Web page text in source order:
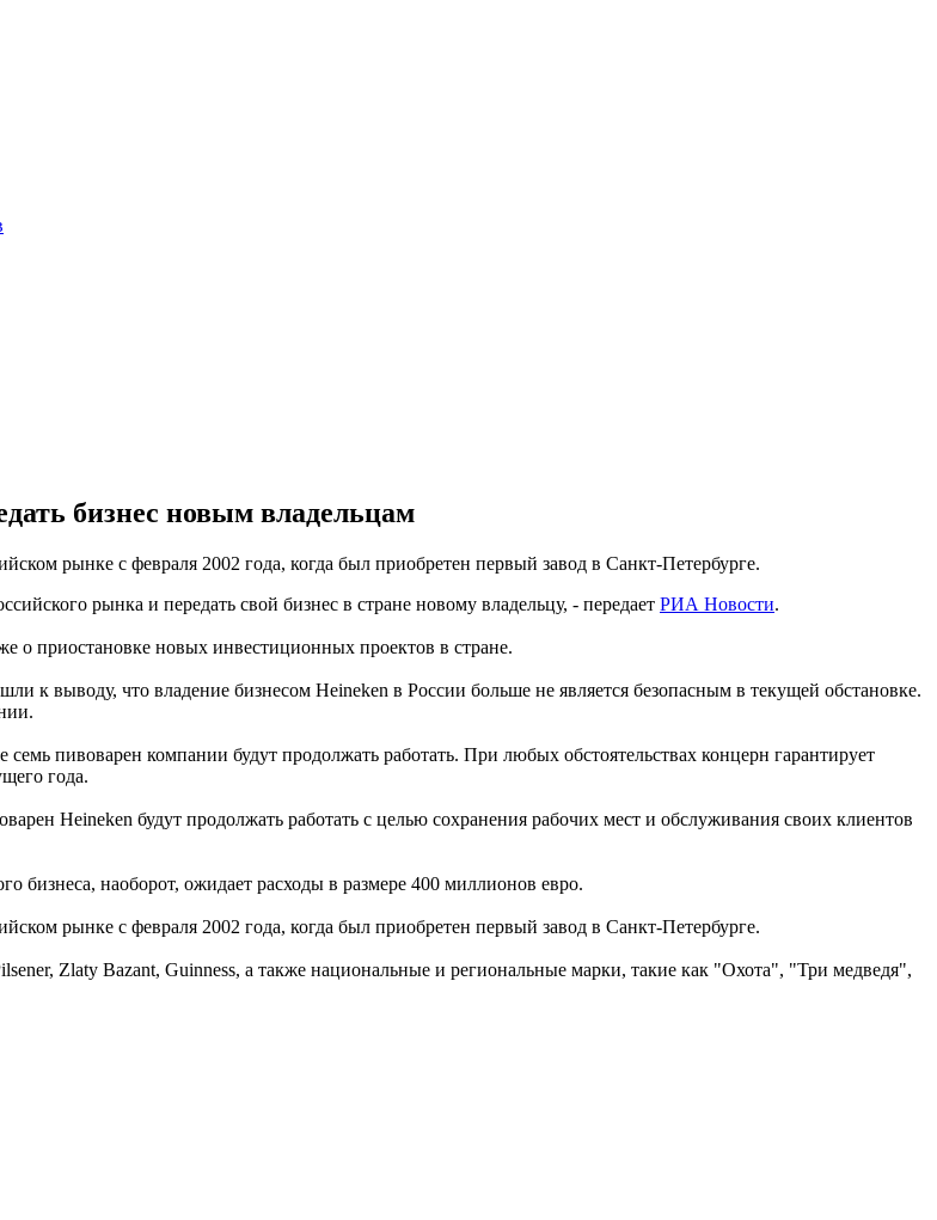
бизнес новым владельцам
рынке с февраля 2002 года, когда был приобретен первый завод в Санкт-Петербурге.
рынка и передать свой бизнес в стране новому владельцу, - передает РИА Новости.
о приостановке новых инвестиционных проектов в стране.
к выводу, что владение бизнесом Heineken в России больше не является безопасным в текущей обстановке.
пивоварен компании будут продолжать работать. При любых обстоятельствах концерн гарантирует
года.
Heineken будут продолжать работать с целью сохранения рабочих мест и обслуживания своих клиентов
бизнеса, наоборот, ожидает расходы в размере 400 миллионов евро.
рынке с февраля 2002 года, когда был приобретен первый завод в Санкт-Петербурге.
Zlaty Bazant, Guinness, а также национальные и региональные марки, такие как "Охота", "Три медведя",